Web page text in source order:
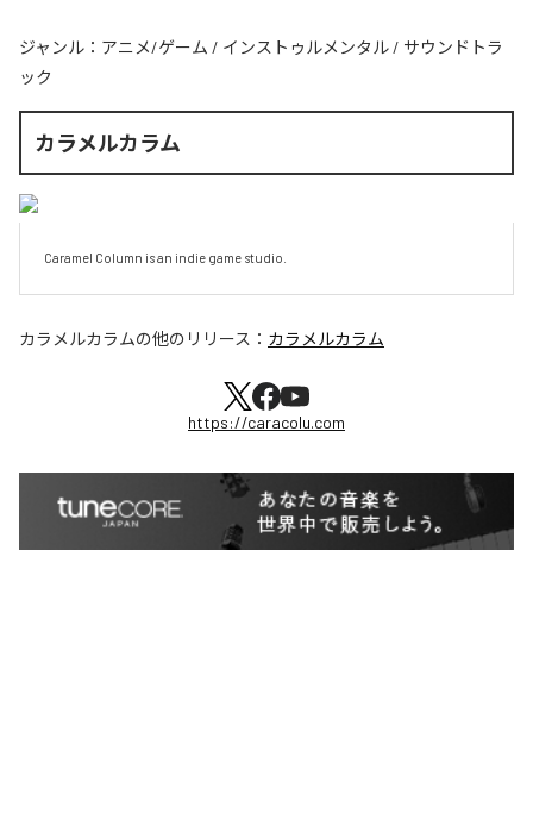
ジャンル： アニメ/ゲーム / インストゥルメンタル / サウンドトラ
ック
カラメルカラム
Caramel Column is an indie game studio.
カラメルカラムの他のリリース： カラメルカラム
https://caracolu.com